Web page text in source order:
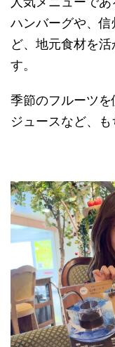
ハンバーグや、
ど、地元食材を
す。
季節のフルーツ
ジュースなど、も